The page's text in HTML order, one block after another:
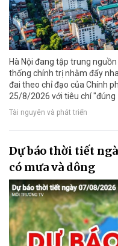
Hà Nội đang tập trung
thống chính trị nhằm đẩy
đai theo chỉ đạo của Chính
25/8/2026 với tiêu chí "đúng
Tài nguyên và phát triển
Dự báo thời tiết
có mưa và dông